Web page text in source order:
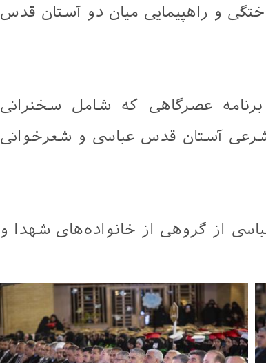
و راهپیمایی میان دو آستان قدس
عصرگاهی که شامل سخنرانی
آستان قدس عباسی و شعرخوانی
از گروهی از خانواده‌های شهدا و